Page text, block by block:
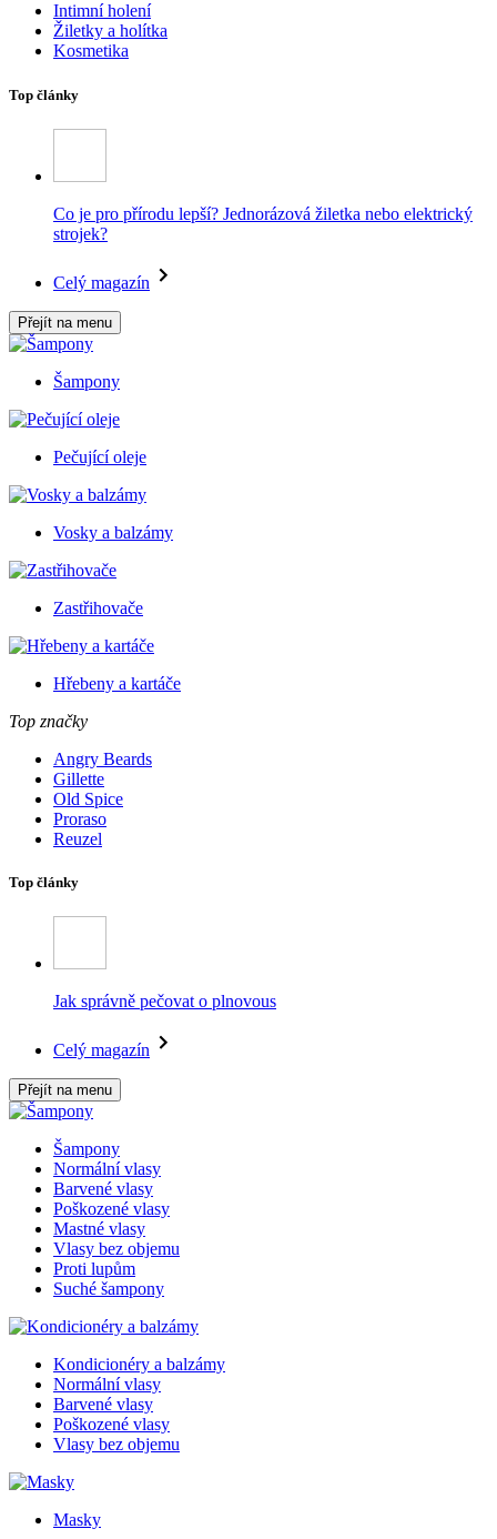
Intimní holení
Žiletky a holítka
Kosmetika
Top články
Co je pro přírodu lepší? Jednorázová žiletka nebo elektrický
strojek?
Celý magazín
Přejít na menu
Šampony
Pečující oleje
Vosky a balzámy
Zastřihovače
Hřebeny a kartáče
Top značky
Angry Beards
Gillette
Old Spice
Proraso
Reuzel
Top články
Jak správně pečovat o plnovous
Celý magazín
Přejít na menu
Šampony
Normální vlasy
Barvené vlasy
Poškozené vlasy
Mastné vlasy
Vlasy bez objemu
Proti lupům
Suché šampony
Kondicionéry a balzámy
Normální vlasy
Barvené vlasy
Poškozené vlasy
Vlasy bez objemu
Masky